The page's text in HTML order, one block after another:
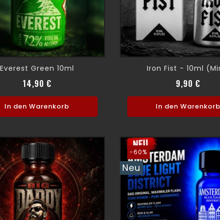
Everest Green 10ml
14,90 €Preis
In den Warenkorb
Iron Fist - 10ml
9,90 €Preis
In den Warenkorb
-60%
Neu